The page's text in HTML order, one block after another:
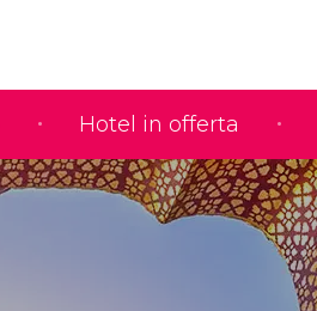
Hotel in offerta